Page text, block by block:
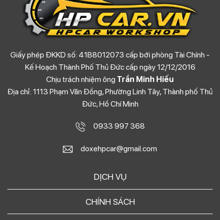
Giấy phép ĐKKD số: 41B8012073 cấp bới phòng Tài Chính -
Kế Hoạch Thành Phố Thủ Đức cấp ngày 12/12/2016
Chịu trách nhiệm ông Trần Minh Hiếu
Địa chỉ: 1113 Phạm Văn Đồng, Phường Linh Tây, Thành phố Thủ
Đức, Hồ Chí Minh
0933 997 368
doxehpcar@gmail.com
DỊCH VỤ
CHÍNH SÁCH